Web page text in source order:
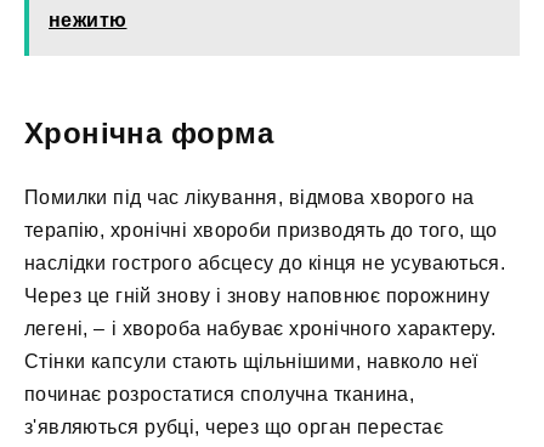
нежитю
Хронічна форма
Помилки під час лікування, відмова хворого на
терапію, хронічні хвороби призводять до того, що
наслідки гострого абсцесу до кінця не усуваються.
Через це гній знову і знову наповнює порожнину
легені, – і хвороба набуває хронічного характеру.
Стінки капсули стають щільнішими, навколо неї
починає розростатися сполучна тканина,
з'являються рубці, через що орган перестає